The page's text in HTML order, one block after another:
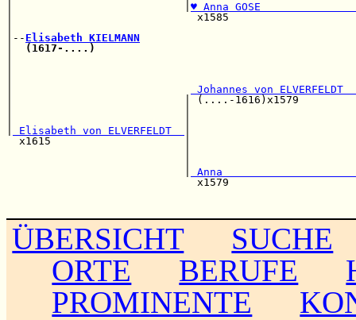
♥ Anna GOSE
|                             x1585
|-- Elisabeth KIELMANN
(1617-....)
Johannes von ELVERFELDT
|                           | (....-
Elisabeth von ELVERFELDT
x1615                     |
Anna
x1579
ÜBERSICHT
SUCHE
ORTE
BERUFE
PROMINENTE